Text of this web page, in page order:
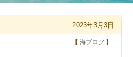
2023年3月3日
【 海ブログ】